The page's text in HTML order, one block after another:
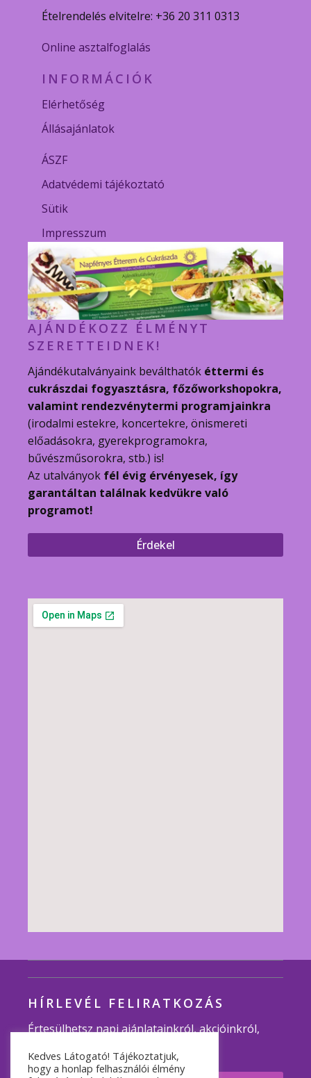
Ételrendelés elvitelre: +36 20 311 0313
Online asztalfoglalás
INFORMÁCIÓK
Elérhetőség
Állásajánlatok
ÁSZF
Adatvédemi tájékoztató
Sütik
Impresszum
AJÁNDÉKOZZ ÉLMÉNYT
SZERETTEIDNEK!
Ajándékutalványaink beválthatók éttermi és
cukrászdai fogyasztásra, főzőworkshopokra,
valamint rendezvénytermi programjainkra
(irodalmi estekre, koncertekre, önismereti
előadásokra, gyerekprogramokra,
bűvészműsorokra, stb.) is!
Az utalványok fél évig érvényesek, így
garantáltan találnak kedvükre való
programot!
Érdekel
HÍRLEVÉL FELIRATKOZÁS
Értesülhetsz napi ajánlatainkról, akcióinkról,
Kedves Látogató! Tájékoztatjuk,
hogy a honlap felhasználói élmény